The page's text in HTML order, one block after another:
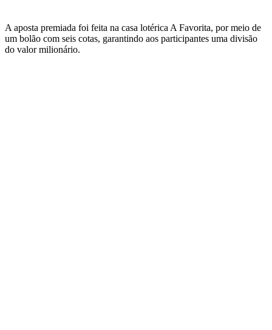
A aposta premiada foi feita na casa lotérica A Favorita, por meio de
um bolão com seis cotas, garantindo aos participantes uma divisão
do valor milionário.